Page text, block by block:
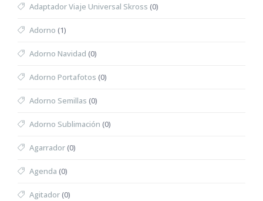
Adaptador Viaje Universal Skross (0)
Adorno (1)
Adorno Navidad (0)
Adorno Portafotos (0)
Adorno Semillas (0)
Adorno Sublimación (0)
Agarrador(0)
Agenda (0)
Agitador(0)